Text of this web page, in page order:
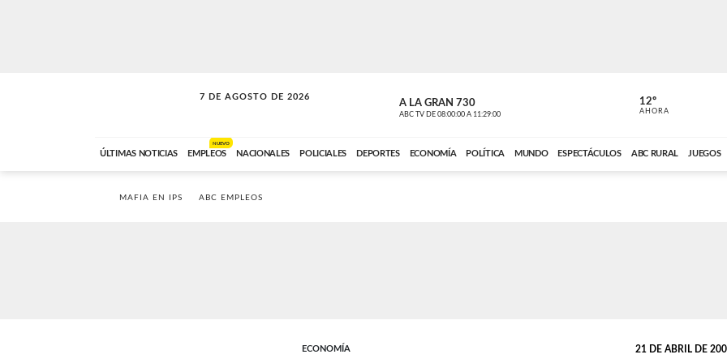
7 DE AGOSTO DE 2026
LA MOVIDA A LA GRAN 730
ABC TV DE 08:00:00 A 11:29:00 ABC CARDINAL
12º
AHORA
ÚLTIMAS NOTICIAS EMPLEOS
NUEVO
NACIONALES POLICIALES DEPORTES ECONOMÍA POLÍTICA MUNDO ESPECTÁCULOS ABC RURAL JUEGOS
MAFIA EN IPS ABC EMPLEOS
ECONOMÍA 21 DE ABRIL DE